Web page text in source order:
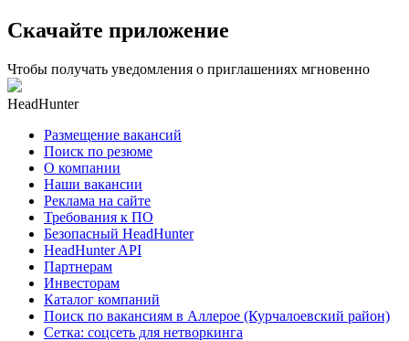
Скачайте приложение
Чтобы получать уведомления о приглашениях мгновенно
HeadHunter
Размещение вакансий
Поиск по резюме
О компании
Наши вакансии
Реклама на сайте
Требования к ПО
Безопасный HeadHunter
HeadHunter API
Партнерам
Инвесторам
Каталог компаний
Поиск по вакансиям в Аллерое (Курчалоевский район)
Сетка: соцсеть для нетворкинга